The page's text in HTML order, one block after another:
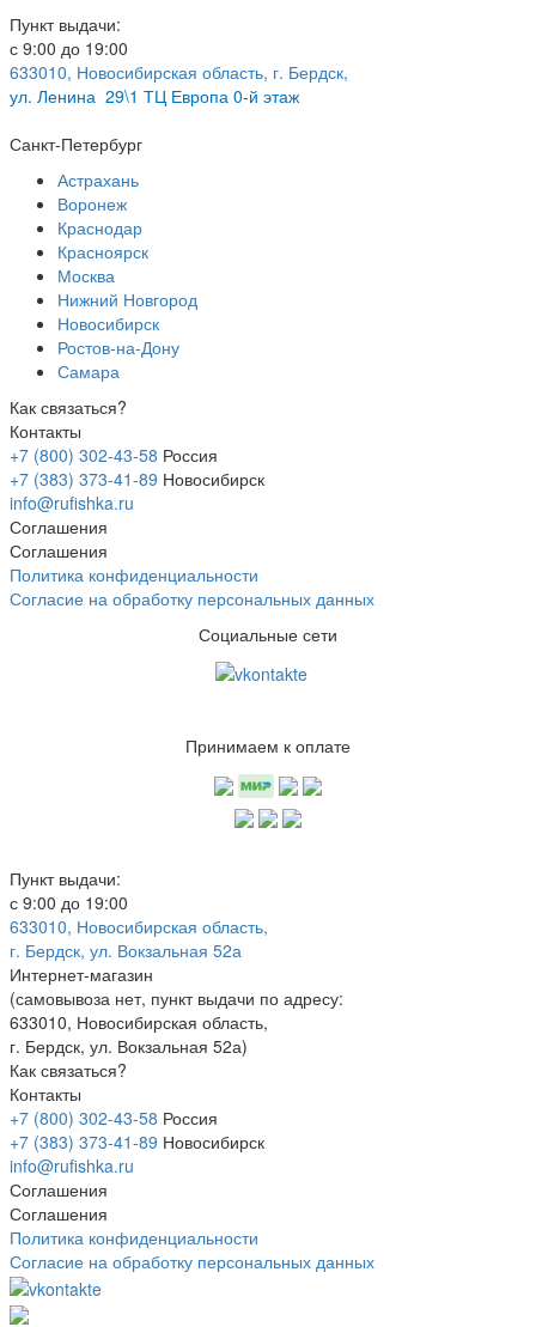
Пункт выдачи:
с 9:00 до 19:00
633010, Новосибирская область, г. Бердск,
ул. Ленина 29\1 ТЦ Европа 0-й этаж
Санкт-Петербург
Астрахань
Воронеж
Краснодар
Красноярск
Москва
Нижний Новгород
Новосибирск
Ростов-на-Дону
Самара
Как связаться?
Контакты
+7 (800) 302-43-58 Россия
+7 (383) 373-41-89 Новосибирск
info@rufishka.ru
Соглашения
Соглашения
Политика конфиденциальности
Согласие на обработку персональных данных
Социальные сети
Принимаем к оплате
Пункт выдачи:
с 9:00 до 19:00
633010, Новосибирская область,
г. Бердск, ул. Вокзальная 52а
Интернет-магазин
(самовывоза нет, пункт выдачи по адресу:
633010, Новосибирская область,
г. Бердск, ул. Вокзальная 52а)
Как связаться?
Контакты
+7 (800) 302-43-58 Россия
+7 (383) 373-41-89 Новосибирск
info@rufishka.ru
Соглашения
Соглашения
Политика конфиденциальности
Согласие на обработку персональных данных